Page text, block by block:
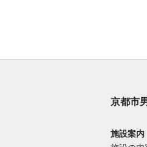
京都市
施設案内